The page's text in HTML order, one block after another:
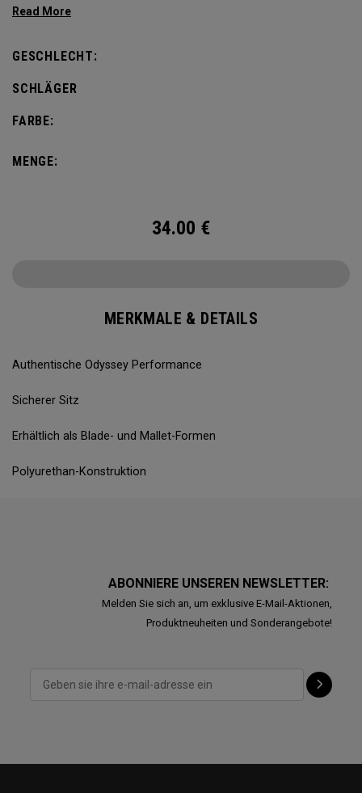
Sie Ihre Persönlichkeit
GESCHLECHT:
SCHLÄGER
FARBE:
MENGE:
34.00 €
MERKMALE & DETAILS
Authentische Odyssey Performance
Sicherer Sitz
Erhältlich als Blade- und Mallet-Formen
Polyurethan-Konstruktion
ABONNIERE UNSEREN NEWSLETTER:
Melden Sie sich an, um exklusive E-Mail-Aktionen,
Produktneuheiten und Sonderangebote!